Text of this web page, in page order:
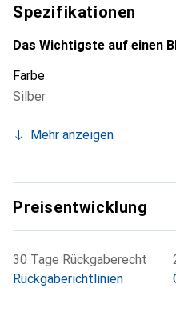
Spezifikationen
Das Wichtigste auf einen
Farbe
Silber
Mehr anzeigen
Preisentwicklung
30 Tage Rückgaberecht
Rückgaberichtlinien